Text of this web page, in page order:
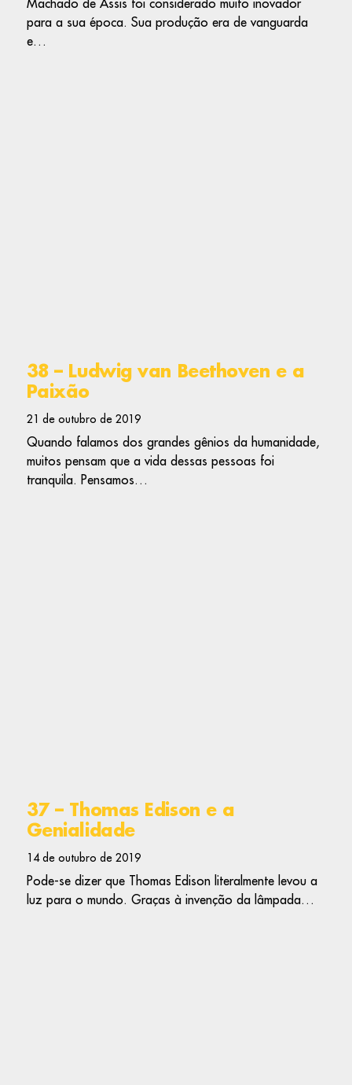
para a sua época. Sua produção era de vanguarda
e…
38 – Ludwig van Beethoven e a
Paixão
21 de outubro de 2019
Quando falamos dos grandes gênios da humanidade,
muitos pensam que a vida dessas pessoas foi
tranquila. Pensamos…
37 – Thomas Edison e a
Genialidade
14 de outubro de 2019
Pode-se dizer que Thomas Edison literalmente levou a
luz para o mundo. Graças à invenção da lâmpada…